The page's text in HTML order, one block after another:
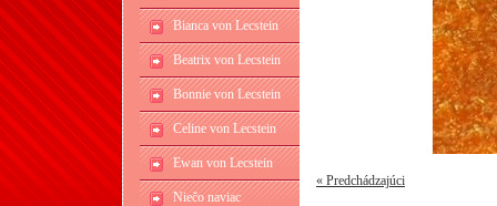
Bianca von Lecstein
Beatrix von Lecstein
Bonnie von Lecstein
Celine von Lecstein
Ewan von Lecstein
Niečo naviac
« Predchádzajúci